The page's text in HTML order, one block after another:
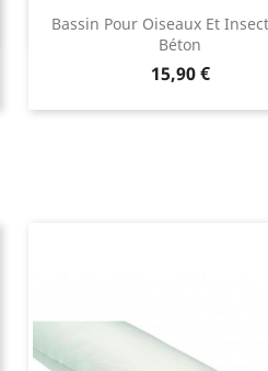
Bassin Pour Oiseaux Et
Béton
Prix
15,90 €